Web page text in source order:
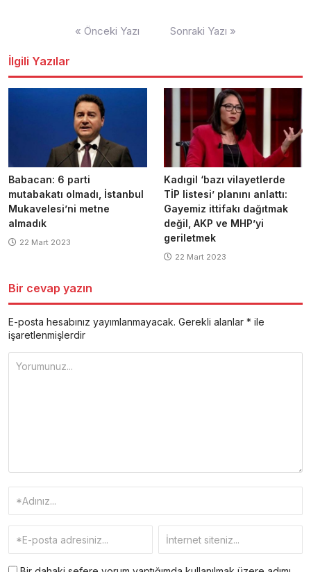
« Önceki Yazı Sonraki Yazı »
İlgili Yazılar
Babacan: 6 parti
mutabakatı olmadı, İstanbul
Mukavelesi’ni metne
almadık
22 Mart 2023
Kadıgil ‘bazı vilayetlerde
TİP listesi’ planını anlattı:
Gayemiz ittifakı dağıtmak
değil, AKP ve MHP’yi
geriletmek
22 Mart 2023
Bir cevap yazın
E-posta hesabınız yayımlanmayacak. Gerekli alanlar * ile
işaretlenmişlerdir